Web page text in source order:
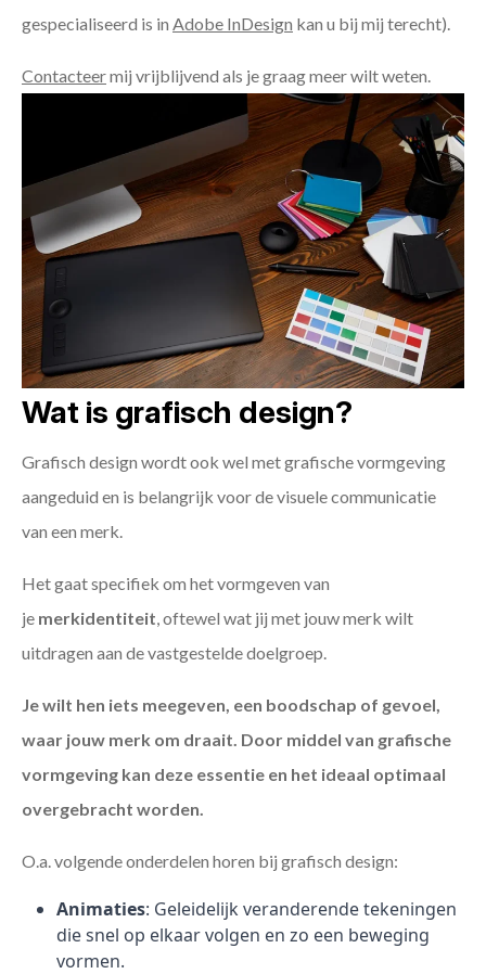
gespecialiseerd is in Adobe InDesign kan u bij mij terecht).
Contacteermij vrijblijvend als je graag meer wilt weten.
Wat is grafisch design?
Grafisch design wordt ook wel met grafische vormgeving
aangeduid en is belangrijk voor de visuele communicatie
van een merk.
Het gaat specifiek om het vormgeven van
je merkidentiteit , oftewel wat jij met jouw merk wilt
uitdragen aan de vastgestelde doelgroep.
Je wilt hen iets meegeven, een boodschap of gevoel,
waar jouw merk om draait. Door middel van grafische
vormgeving kan deze essentie en het ideaal optimaal
overgebracht worden.
O.a. volgende onderdelen horen bij grafisch design:
Animaties: Geleidelijk veranderende tekeningen
die snel op elkaar volgen en zo een beweging
vormen.